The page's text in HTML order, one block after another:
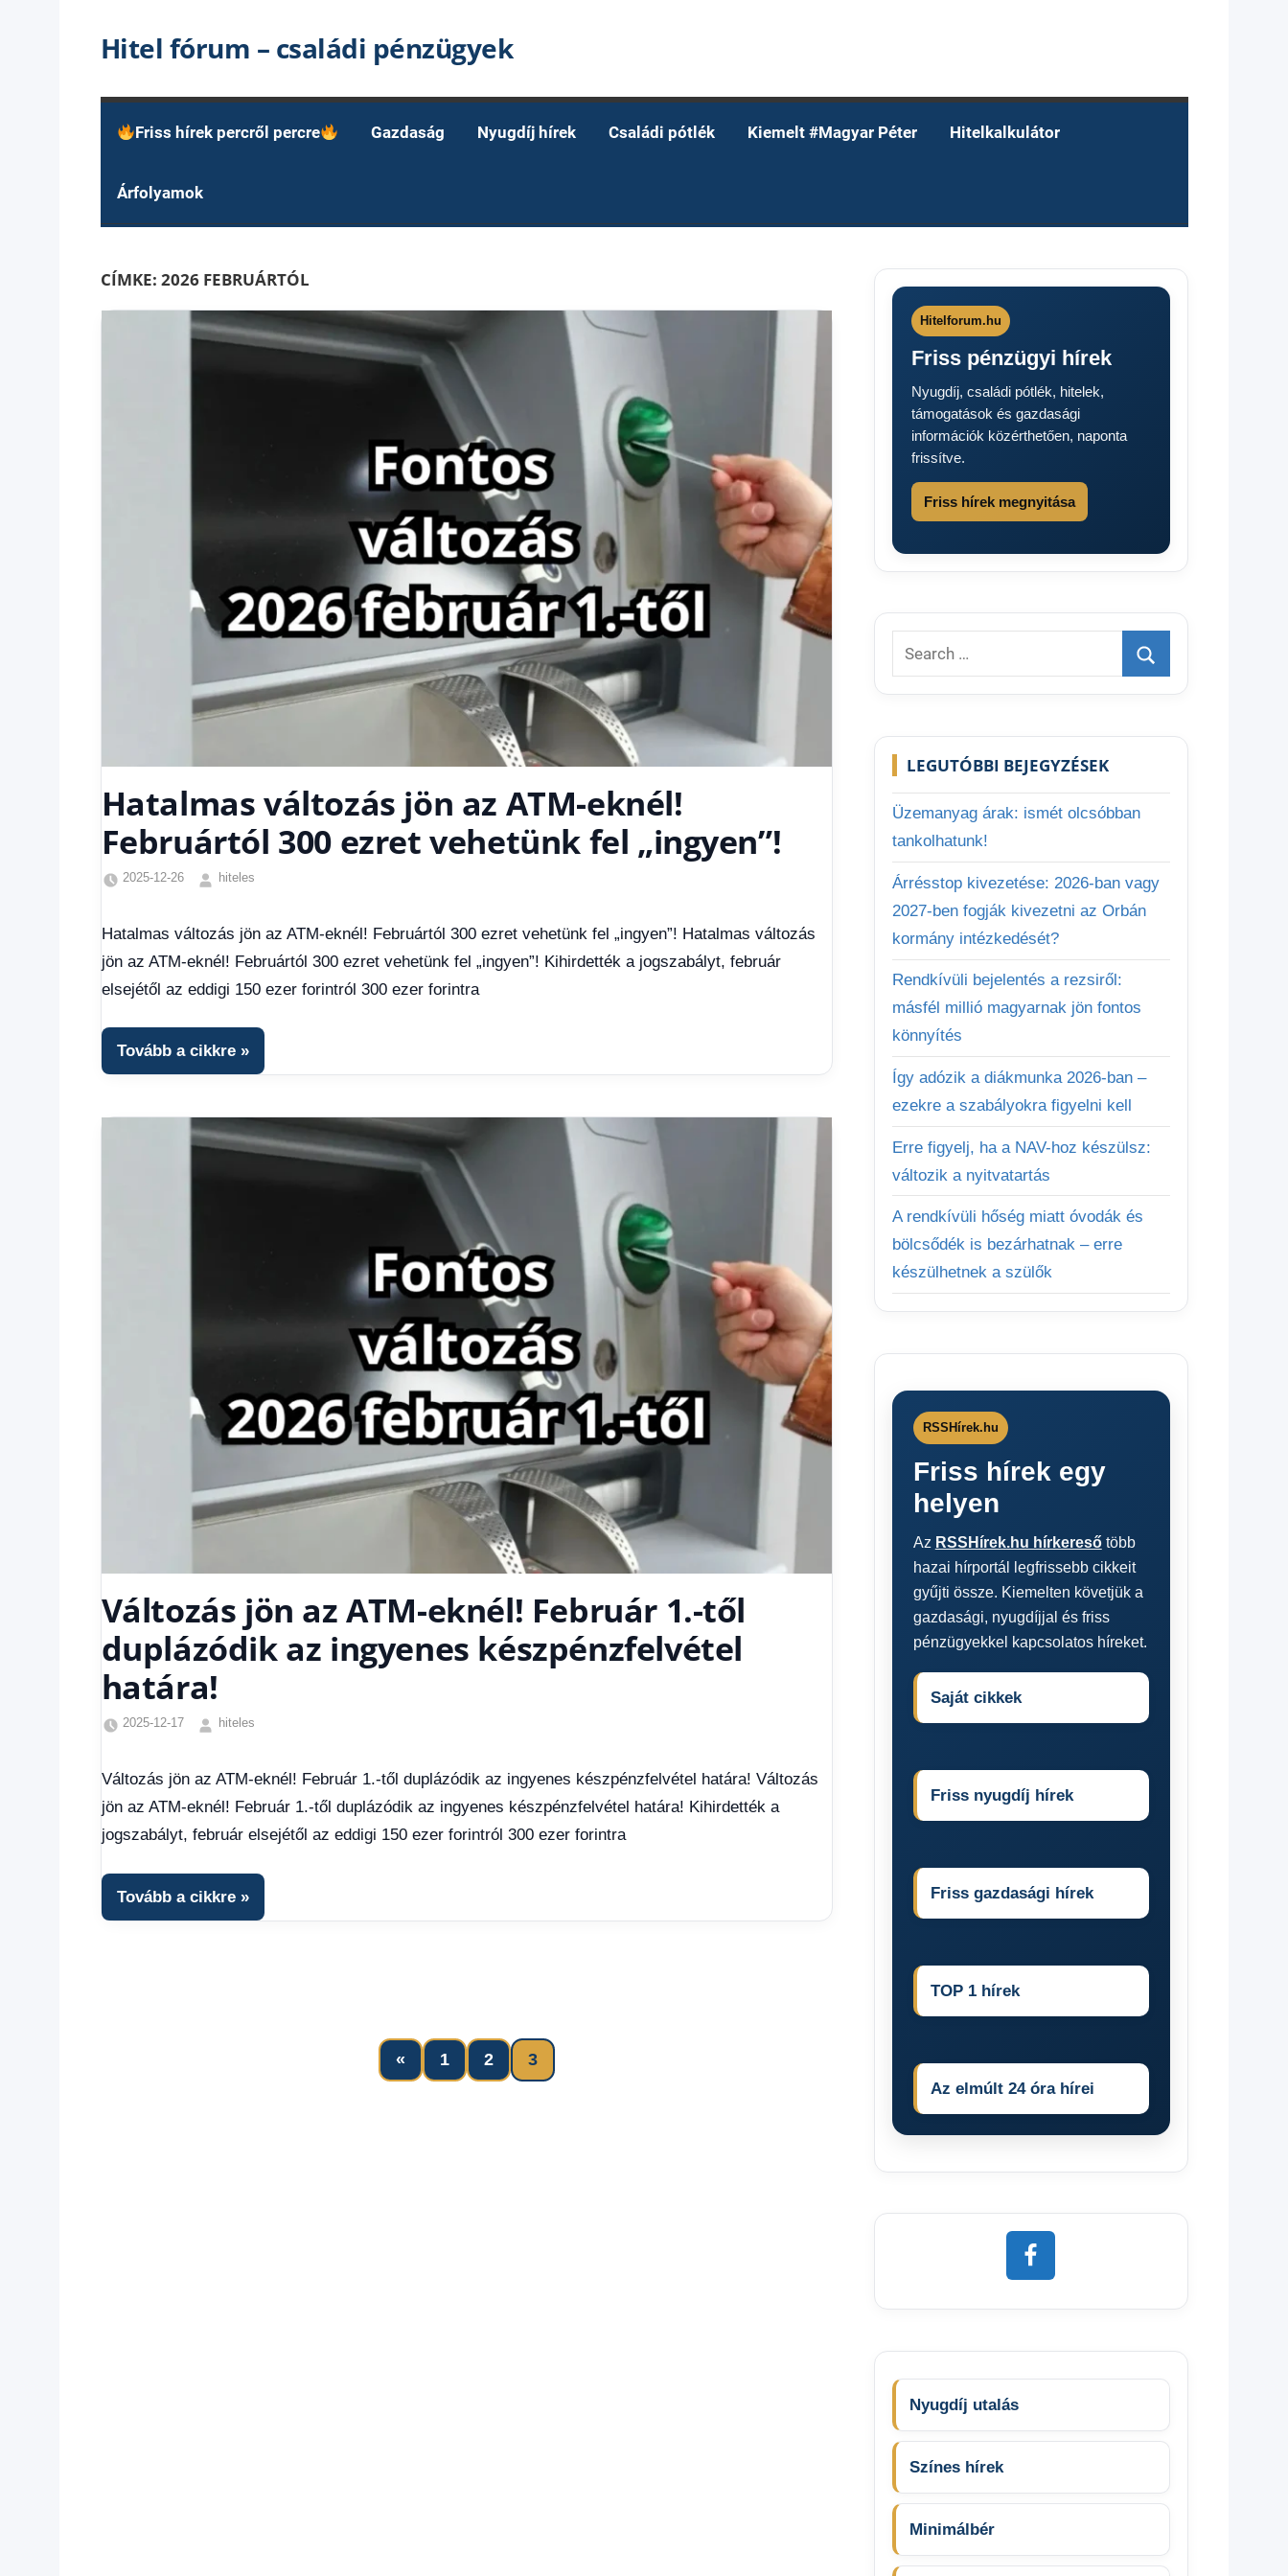
Hitel fórum – családi pénzügyek
Friss hírek percről percre Gazdaság Nyugdíj hírek Családi pótlék Kiemelt #Magyar Péter Hitelkalkulátor
Árfolyamok
CÍMKE: 2026 FEBRUÁRTÓL
Hatalmas változás jön az ATM-eknél!
Februártól 300 ezret vehetünk fel „ingyen”!
2025-12-26
hiteles
hírek,
Gazdaság,
Hírek
Hatalmas változás jön az ATM-eknél! Februártól 300 ezret vehetünk fel „ingyen”! Hatalmas változás
jön az ATM-eknél! Februártól 300 ezret vehetünk fel „ingyen”! Kihirdették a jogszabályt, február
elsejétől az eddigi 150 ezer forintról 300 ezer forintra
Tovább a cikkre
Változás jön az ATM-eknél! Február 1.-től
duplázódik az ingyenes készpénzfelvétel
határa!
2025-12-17
hiteles
Gazdaság,
Hírek,
Hírek
Változás jön az ATM-eknél! Február 1.-től duplázódik az ingyenes készpénzfelvétel határa! Változás
jön az ATM-eknél! Február 1.-től duplázódik az ingyenes készpénzfelvétel határa! Kihirdették a
jogszabályt, február elsejétől az eddigi 150 ezer forintról 300 ezer forintra
Tovább a cikkre
Bejegyzések
«Previous
Posts
1 2 3
Hitelforum.hu
Friss pénzügyi hírek
Nyugdíj, családi pótlék, hitelek,
támogatások és gazdasági
információk közérthetően, naponta
frissítve.
Friss hírek megnyitása
Search
for:
Search
LEGUTÓBBI BEJEGYZÉSEK
Üzemanyag árak: ismét olcsóbban
tankolhatunk!
Árrésstop kivezetése: 2026-ban vagy
2027-ben fogják kivezetni az Orbán
kormány intézkedését?
Rendkívüli bejelentés a rezsiről:
másfél millió magyarnak jön fontos
könnyítés
Így adózik a diákmunka 2026-ban –
ezekre a szabályokra figyelni kell
Erre figyelj, ha a NAV-hoz készülsz:
változik a nyitvatartás
A rendkívüli hőség miatt óvodák és
bölcsődék is bezárhatnak – erre
készülhetnek a szülők
RSSHírek.hu
Friss hírek egy
helyen
Az RSSHírek.hu hírkeresőtöbb
hazai hírportál legfrissebb cikkeit
gyűjti össze. Kiemelten követjük a
gazdasági, nyugdíjjal és friss
pénzügyekkel kapcsolatos híreket.
Saját cikkek
Friss nyugdíj hírek
Friss gazdasági hírek
TOP 1 hírek
Az elmúlt 24 óra hírei
Nyugdíj utalás
Színes hírek
Minimálbér